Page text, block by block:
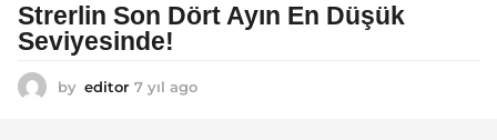
Strerlin Son Dört Ayın En Düşük
Seviyesinde!
by editor 7 yıl ago